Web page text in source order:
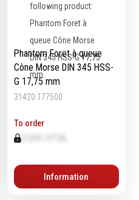
Phantom Foret à queue
Cône Morse DIN 345 HSS-
G 17,75 mm
31420.177500
To order
Information